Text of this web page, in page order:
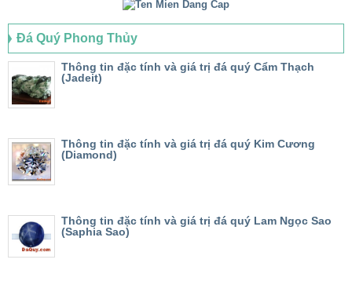
Đá Quý Phong Thủy
Thông tin đặc tính và giá trị đá quý Cẩm Thạch
(Jadeit)
Thông tin đặc tính và giá trị đá quý Kim Cương
(Diamond)
Thông tin đặc tính và giá trị đá quý Lam Ngọc Sao
(Saphia Sao)